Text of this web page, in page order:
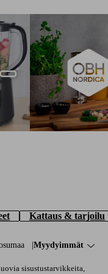
Shoppaile OBH
Kattaus & tarjoilu
Lajittele:
Myydyimmät
sisustustarvikkeita,